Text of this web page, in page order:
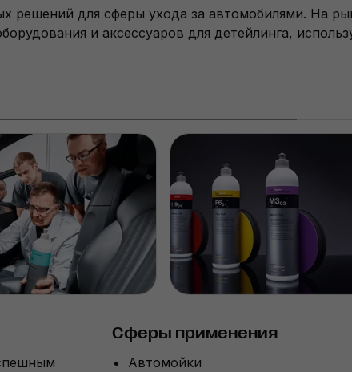
решений для сферы ухода за автомобилями. На
и аксессуаров для детейлинга,
Сферы применения
Автомойки